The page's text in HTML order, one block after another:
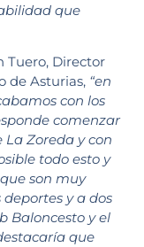
que
Tuero, Director
de Asturias, “en
con los
comenzar
La Zoreda y con
todo esto y
son muy
y a dos
Baloncesto y el
que